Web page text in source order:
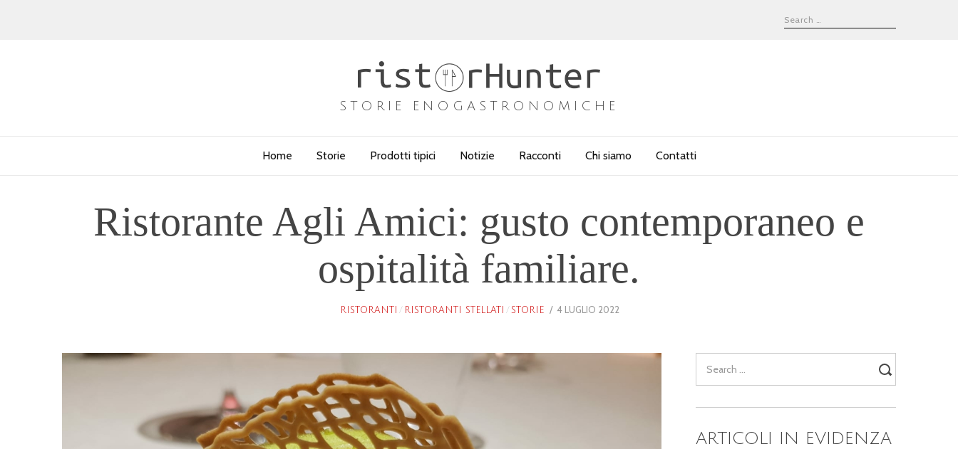
STORIE ENOGASTRONOMICHE
Home Storie Prodotti tipici Notizie Racconti Chi siamo Contatti
Ristorante Agli Amici: gusto contemporaneo e
ospitalità familiare.
RISTORANTI / RISTORANTI STELLATI / STORIE
POSTED
4 LUGLIO 2022
for:
ARTICOLI IN EVIDENZA